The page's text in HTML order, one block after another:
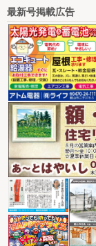
最新号掲載広告